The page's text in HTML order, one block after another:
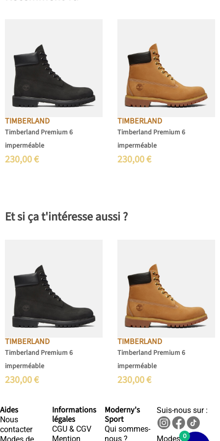
TIMBERLAND
Timberland Premium 6
imperméable
230,00€
TIMBERLAND
Timberland Premium 6
imperméable
230,00€
Et si ça t'intéresse aussi ?
TIMBERLAND
Timberland Premium 6
imperméable
230,00€
TIMBERLAND
Timberland Premium 6
imperméable
230,00€
Aides
Nous
contacter
Informations
légales
CGU & CGV
Mention
Moderny's
Sport
Qui sommes-
nous ?
Suis-nous sur :
Modes de
0